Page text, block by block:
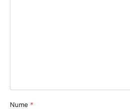
Nume *